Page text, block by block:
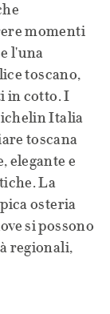
momenti
l'una
toscano,
in cotto. I
Italia
toscana
elegante e
La
osteria
si possono
regionali,